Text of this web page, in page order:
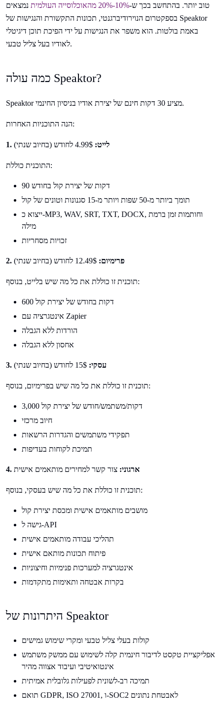
טוב יותר. בהתחשב בכך ש-10%-20% מהאוכלוסייה העולמית
נמצאים
בספקטרום הנוירודיברגנטי, תכונות התקשורת והנגישות של Speaktor
באמת בולטות. הוא משפר את הנגישות על ידי הפיכת תוכן דיגיטלי
לאודיו בעל צליל טבעי.
כמה עולה Speaktor?
Speaktor מציע 30 דקות חינם של יצירת אודיו בניסיון החינמי.
הנה התוכניות האחרות:
1. לייט: 4.99$ לחודש (בחיוב שנתי)
התוכנית כוללת:
90 דקות של יצירת קול בחודש
תומך ביותר מ-50 שפות ויותר מ-15 סגנונות וטונים של קול
ייצוא כ-MP3, WAV, SRT, TXT, DOCX, וחותמות זמן ברמת
מילה
זכויות מסחריות
2. פרימיום:
תוכנית זו כוללת את כל מה שיש בלייט, בנוסף:
600 דקות בחודש של יצירת קול
אינטגרציה עם Zapier
הורדות ללא הגבלה
אחסון ללא הגבלה
3. עסקי: 15$ לחודש (בחיוב שנתי)
תוכנית זו כוללת את כל מה שיש בפרימיום, בנוסף:
3,000 דקות/משתמש/חודש של יצירת קול
חיוב מרכזי
תפקידי משתמשים והגדרות הרשאות
תמיכת לקוחות בעדיפות
4. ארגוני: צור קשר למחירים מותאמים אישית
תוכנית זו כוללת את כל מה שיש בעסקי, בנוסף:
מושבים מותאמים אישית ומכסת יצירת קול
גישה ל-API
תהליכי עבודה מותאמים אישית
פיתוח תכונות מותאם אישית
אינטגרציה למערכות פנימיות וחיצוניות
בקרות אבטחה ותאימות מתקדמות
היתרונות של Speaktor
קולות בעלי צליל טבעי ומקרי שימוש גמישים
אפליקציית טקסט לדיבור חינמית קלה לשימוש עם ממשק משתמש
אינטואיטיבי ועיבוד אצווה מהיר
תמיכה רב-לשונית לפעילות גלובלית אמיתית
תואם GDPR, ISO 27001, ו-SOC2 לאבטחת נתונים